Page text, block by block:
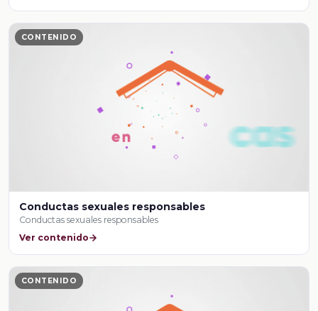
CONTENIDO
Conductas sexuales responsables
Conductas sexuales responsables
Ver contenido
CONTENIDO